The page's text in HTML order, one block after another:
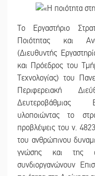
Το Εργαστήριο
Ποιότητας και
(Διευθυντής
και Πρόεδρος του
Τεχνολογίας) του
Περιφερειακή
Δευτεροβάθμιας
υλοποιώντας το
προβλέψεις του ν.
του ανθρώπινου
γνώσης και της
συνδιοργανώνουν